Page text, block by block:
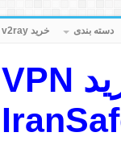
دسته بندی خرید v2ray